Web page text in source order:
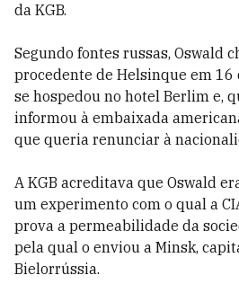
da KGB.
Segundo fontes russas, Oswald
procedente de Helsinque em 16
se hospedou no hotel Berlim e,
informou à embaixada
que queria renunciar à
A KGB acreditava que Oswald
um experimento com o qual a
prova a permeabilidade da
pela qual o enviou a Minsk,
Bielorrússia.